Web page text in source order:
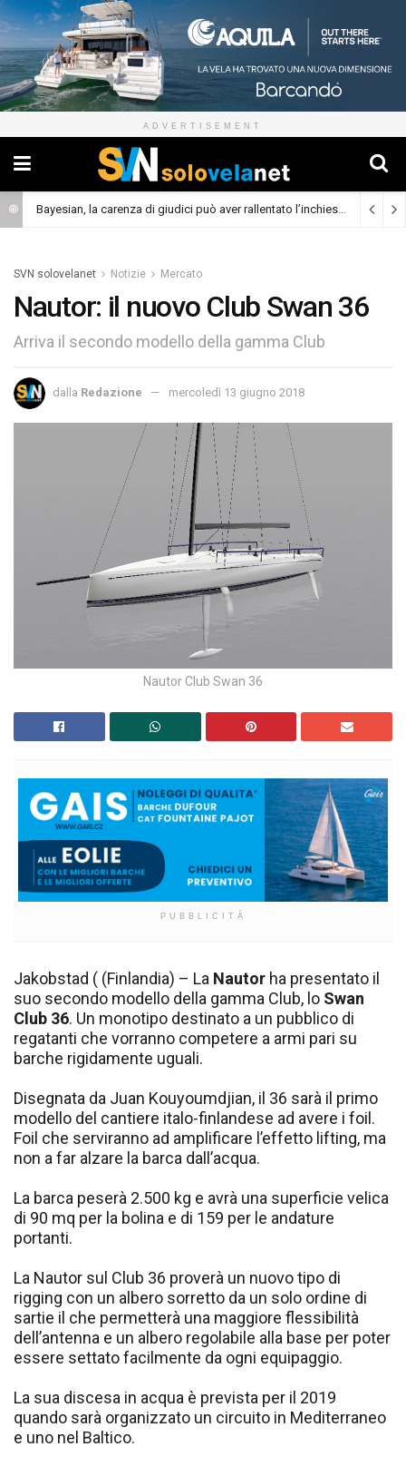
ADVERTISEMENT
Bayesian, la carenza di giudici può aver rallentato l’inchiesta (Cronaca)
SVN solovelanet Notizie Mercato
Nautor: il nuovo Club Swan 36
Arriva il secondo modello della gamma Club
dalla Redazione mercoledì 13 giugno 2018
Nautor Club Swan 36
PUBBLICITÀ
Jakobstad ( (Finlandia) – La Nautor ha presentato il
suo secondo modello della gamma Club, lo Swan
Club 36. Un monotipo destinato a un pubblico di
regatanti che vorranno competere a armi pari su
barche rigidamente uguali.
Disegnata da Juan Kouyoumdjian, il 36 sarà il primo
modello del cantiere italo-finlandese ad avere i foil.
Foil che serviranno ad amplificare l’effetto lifting, ma
non a far alzare la barca dall’acqua.
La barca peserà 2.500 kg e avrà una superficie velica
di 90 mq per la bolina e di 159 per le andature
portanti.
La Nautor sul Club 36 proverà un nuovo tipo di
rigging con un albero sorretto da un solo ordine di
sartie il che permetterà una maggiore flessibilità
dell’antenna e un albero regolabile alla base per poter
essere settato facilmente da ogni equipaggio.
La sua discesa in acqua è prevista per il 2019
quando sarà organizzato un circuito in Mediterraneo
e uno nel Baltico.